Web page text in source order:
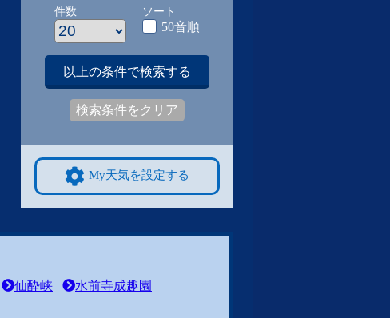
件数 ソート
50音順
以上の条件で検索する
検索条件をクリア
My天気を設定する
仙酔峡
水前寺成趣園